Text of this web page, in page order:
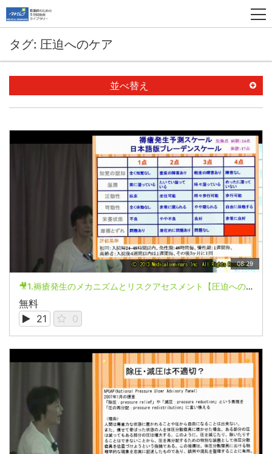
タグ: 圧迫へのケア
並べ替え
08:29
🎥1.褥瘡発生のメカニズムとリスクアセスメント【圧迫へのケア】
無料
21
0